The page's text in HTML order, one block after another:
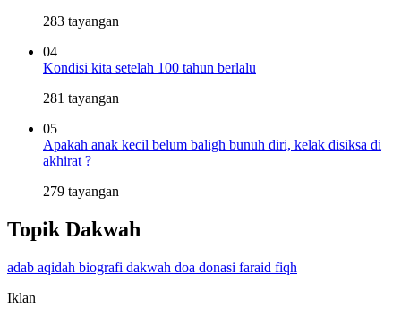
283 tayangan
04
Kondisi kita setelah 100 tahun berlalu
281 tayangan
05
Apakah anak kecil belum baligh bunuh diri, kelak disiksa di
akhirat ?
279 tayangan
Topik Dakwah
adab aqidah biografi dakwah doa donasi faraid fiqh
Iklan